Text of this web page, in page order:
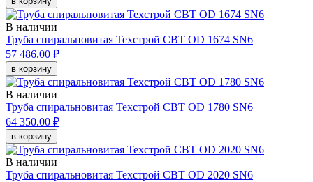
В наличии
Труба спиральновитая Техстрой СВТ OD 1674 SN6
57 486.00 ₽
в корзину
В наличии
Труба спиральновитая Техстрой СВТ OD 1780 SN6
64 350.00 ₽
в корзину
В наличии
Труба спиральновитая Техстрой СВТ OD 2020 SN6